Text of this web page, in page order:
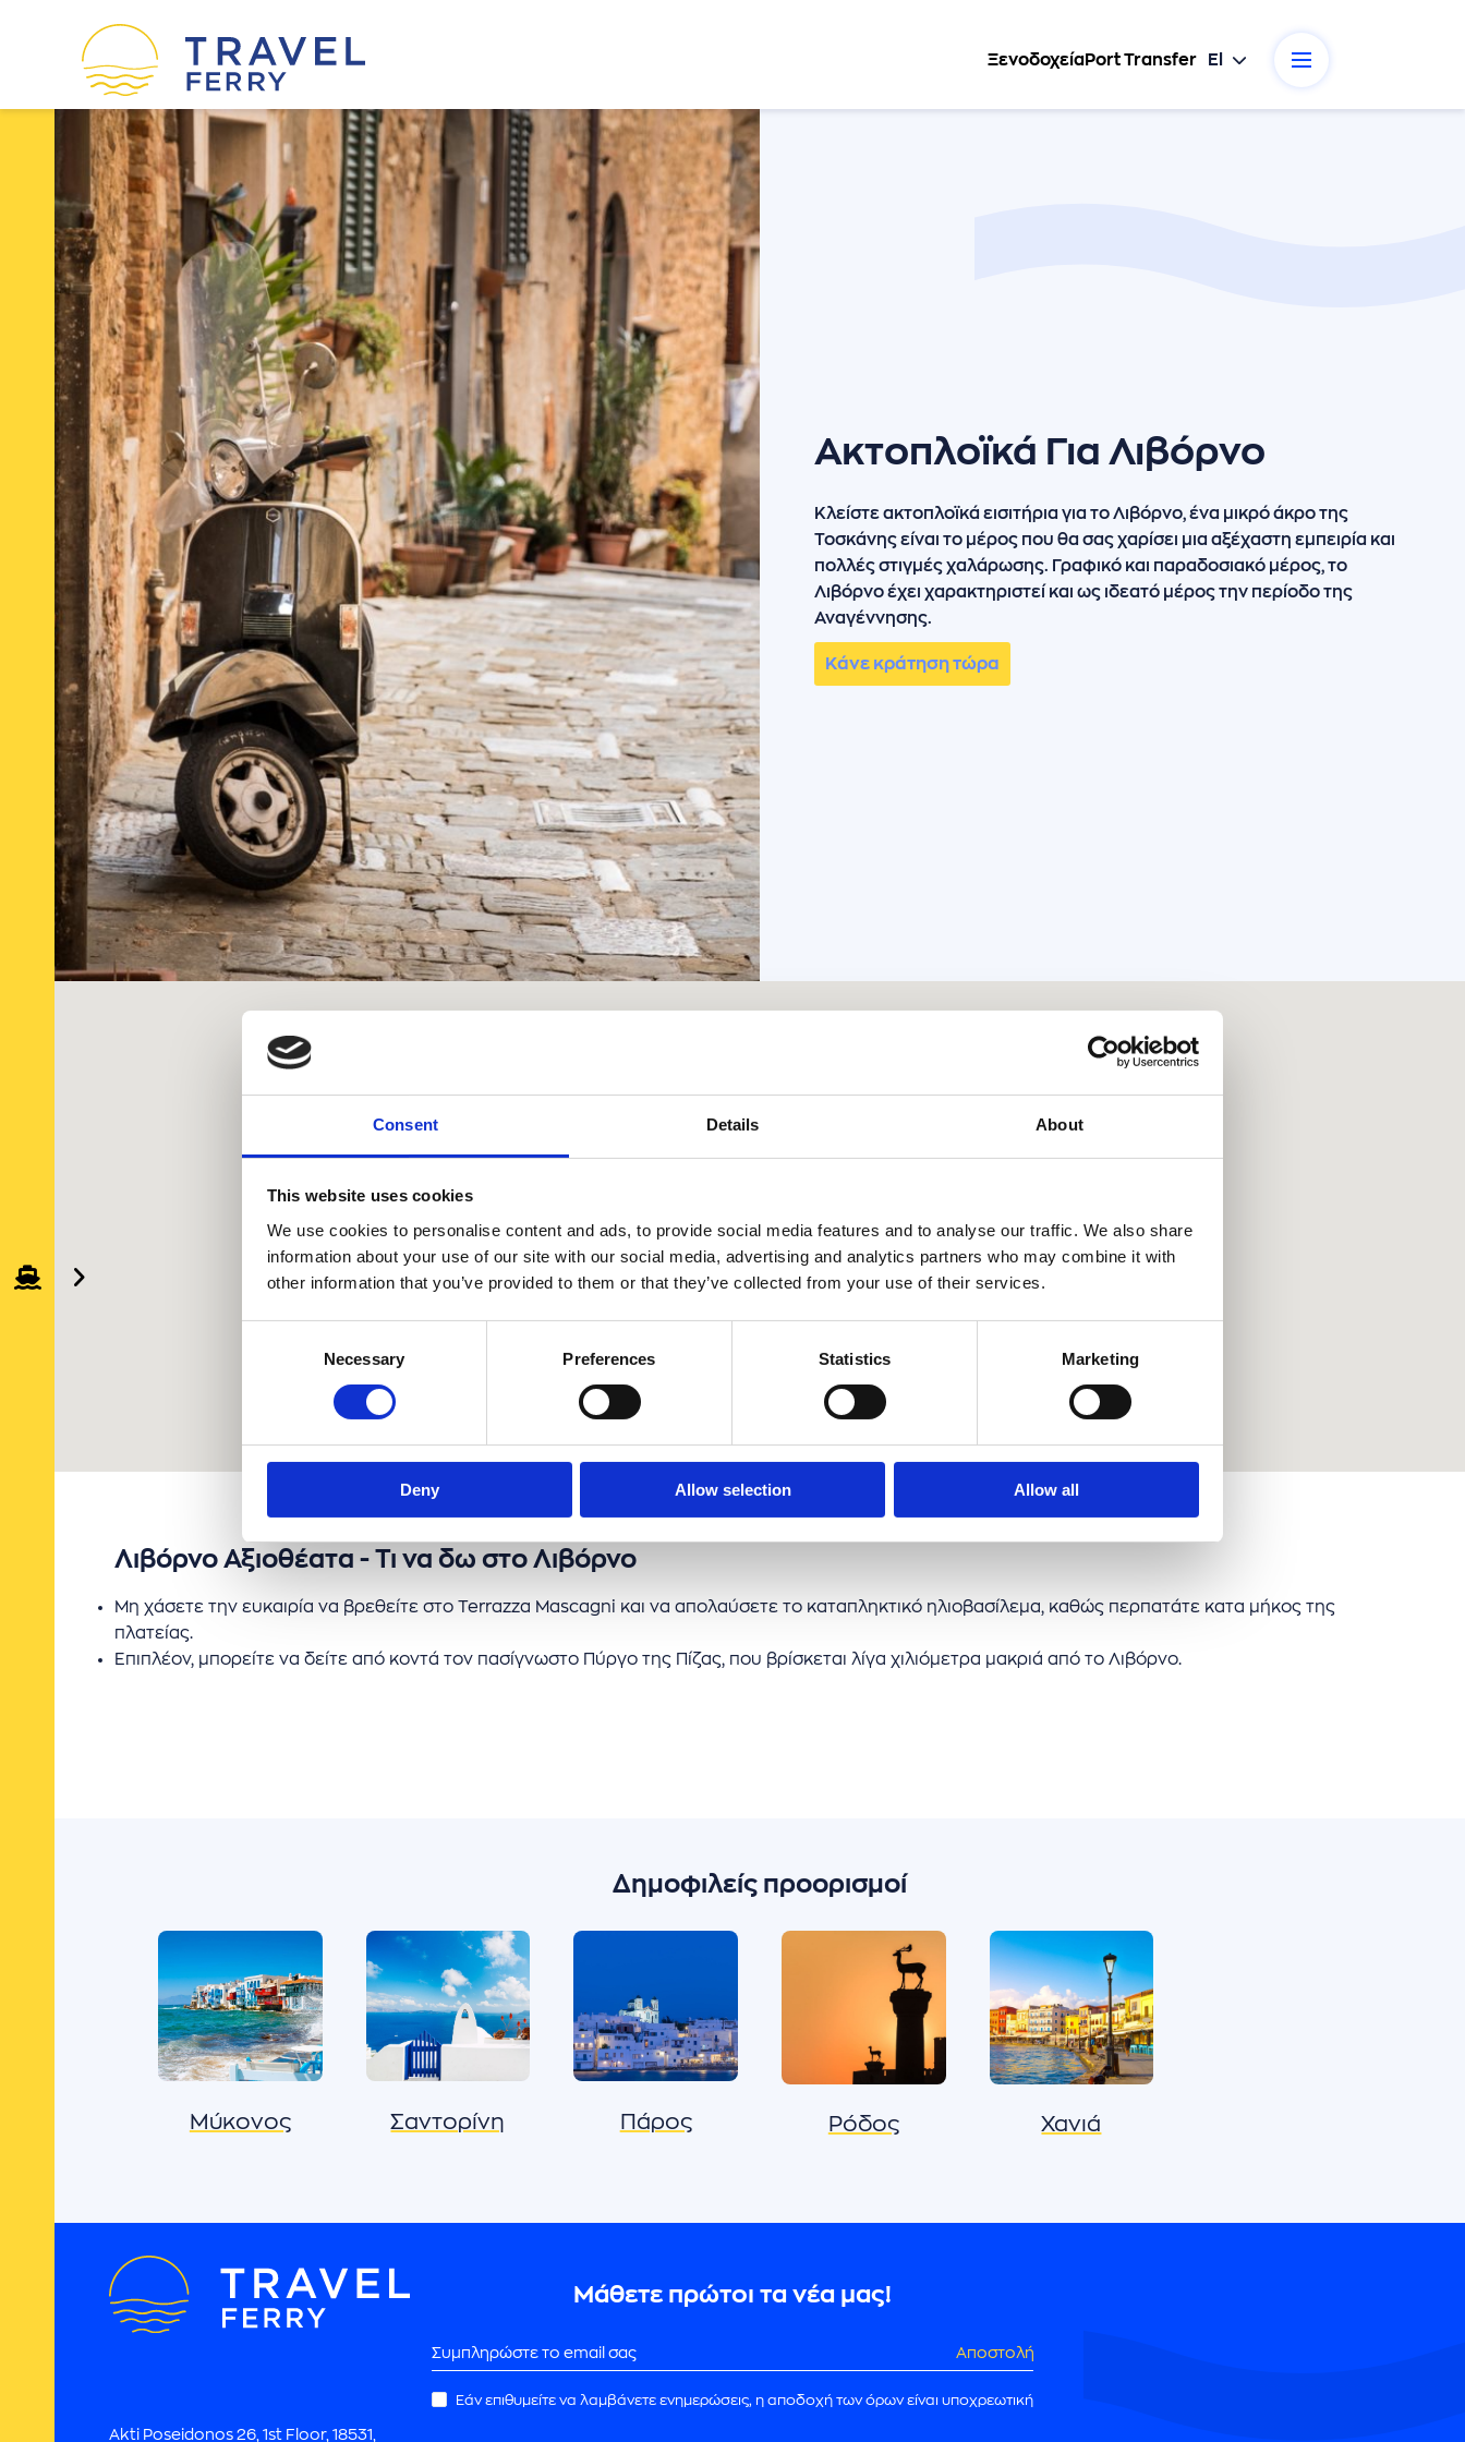
Consent Details About
This website uses cookies
We use cookies to personalise content and ads, to provide social media features and to analyse our traffic. We also share
information about your use of our site with our social media, advertising and analytics partners who may combine it with
other information that you’ve provided to them or that they’ve collected from your use of their services.
Necessary Preferences Statistics Marketing
Deny Allow selection Allow all
ΞενοδοχείαPort Transfer El
Ακτοπλοϊκές εταιρείες Ενημερώσεις
Η εταιρεία μας Επικοινωνία
Όροι χρήσης Πολιτική απορρήτου
Πολιτική Cookies
Συνεργάτες
Ακτοπλοϊκά Για Λιβόρνο
Κλείστε ακτοπλοϊκά εισιτήρια για το Λιβόρνο, ένα μικρό άκρο της
Τοσκάνης είναι το μέρος που θα σας χαρίσει μια αξέχαστη εμπειρία και
πολλές στιγμές χαλάρωσης. Γραφικό και παραδοσιακό μέρος, το
Λιβόρνο έχει χαρακτηριστεί και ως ιδεατό μέρος την περίοδο της
Αναγέννησης.
Κάνε κράτηση τώρα
Λιβόρνο
Λιβόρνο Αξιοθέατα - Τι να δω στο Λιβόρνο
Μη χάσετε την ευκαιρία να βρεθείτε στο Terrazza Mascagni και να απολαύσετε το καταπληκτικό ηλιοβασίλεμα, καθώς περπατάτε κατα μήκος της
πλατείας.
Επιπλέον, μπορείτε να δείτε από κοντά τον πασίγνωστο Πύργο της Πίζας, που βρίσκεται λίγα χιλιόμετρα μακριά από το Λιβόρνο.
Δημοφιλείς προορισμοί
Μύκονος Σαντορίνη Πάρος Ρόδος Χανιά
Akti Poseidonos 26, 1st Floor, 18531,
Μάθετε πρώτοι τα νέα μας!
Αποστολή
Εάν επιθυμείτε να λαμβάνετε ενημερώσεις, η αποδοχή των όρων είναι υποχρεωτική